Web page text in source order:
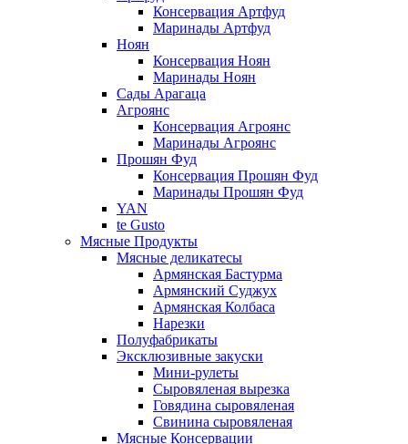
Консервация Артфуд
Маринады Артфуд
Ноян
Консервация Ноян
Маринады Ноян
Сады Арагаца
Агроянс
Консервация Агроянс
Маринады Агроянс
Прошян Фуд
Консервация Прошян Фуд
Маринады Прошян Фуд
YAN
te Gusto
Мясные Продукты
Мясные деликатесы
Армянская Бастурма
Армянский Суджух
Армянская Колбаса
Нарезки
Полуфабрикаты
Эксклюзивные закуски
Мини-рулеты
Сыровяленая вырезка
Говядина сыровяленая
Свинина сыровяленая
Мясные Консервации